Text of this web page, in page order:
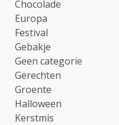
Chocolade
Europa
Festival
Gebakje
Geen categorie
Gerechten
Groente
Halloween
Kerstmis